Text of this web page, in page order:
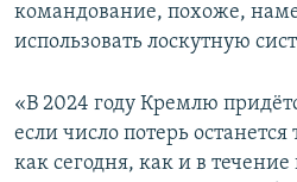
командование, похоже,
использовать лоскутную
«В 2024 году Кремлю
если число потерь
как сегодня, как и в